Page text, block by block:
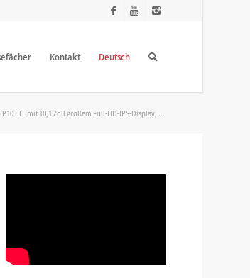
Kontakt Deutsch
P10 LTE mit 10,1 Zoll großem Full-HD-IPS-Display, ...